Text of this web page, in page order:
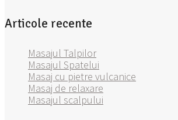
Articole recente
Masajul Talpilor
Masajul Spatelui
Masaj cu pietre vulcanice
Masaj de relaxare
Masajul scalpului